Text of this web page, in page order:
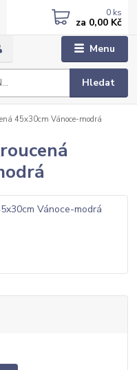
Menu
Hledat
0 ks
za 0,00 Kč
45x30cm Vánoce-modrá